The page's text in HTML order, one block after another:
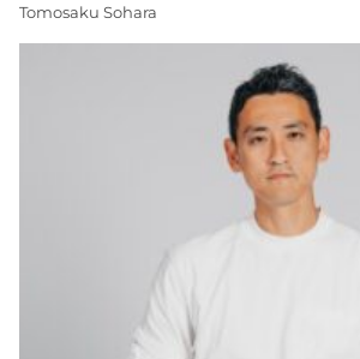
Tomosaku Sohara